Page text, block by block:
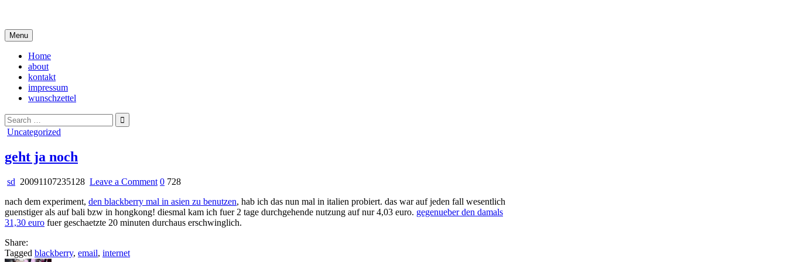
content
Menu
Home
about
kontakt
impressum
wunschzettel
Search
for:
Posted
Uncategorized
geht ja noch
sd 20091107235128 Leave a Commenton
ja
noch
0 728
nach dem experiment, den blackberry mal in asien zu benutzen, hab ich das nun mal in italien probiert. das war auf jeden fall wesentlich
guenstiger als auf bali bzw in hongkong! diesmal kam ich fuer 2 tage durchgehende nutzung auf nur 4,03 euro. gegenueber den damals
31,30 euro fuer geschaetzte 20 minuten durchaus erschwinglich.
Share:
Tagged blackberry, email, internet